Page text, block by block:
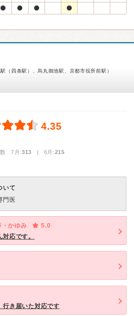
（四条駅）、烏丸御池駅、京都市役所前駅）
4.35
数 7月:313 | 6月:215
いて
門医
・かゆみ
5.0
応です。
行き届いた対応です